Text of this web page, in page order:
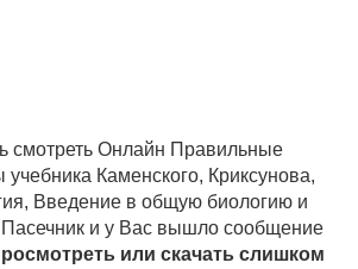
смотреть Онлайн Правильные
Каменского, Криксунова,
Введение в общую биологию и
Пасечник и у Вас вышло сообщение
или скачать слишком